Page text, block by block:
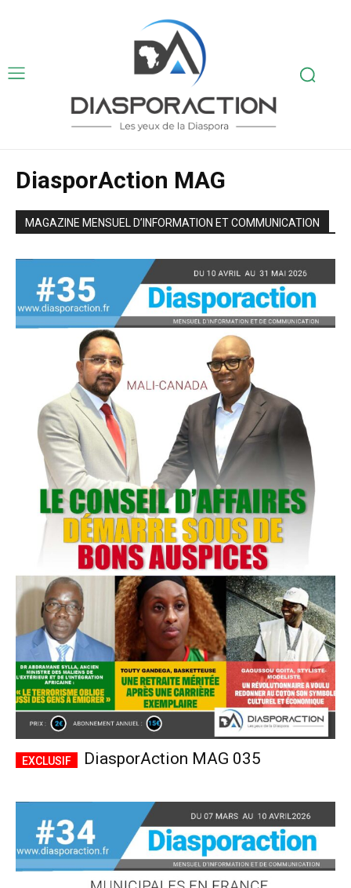
DiasporAction MAG
MAGAZINE MENSUEL D’INFORMATION ET COMMUNICATION
DiasporAction MAG 035